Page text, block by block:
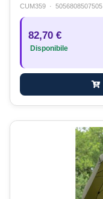
CUM359 · 5056808507505
82,70 €
Disponibile